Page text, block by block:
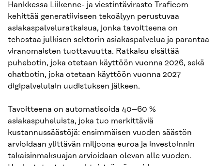
Hankkessa Liikenne- ja viestintävirasto Traficom
kehittää generatiiviseen tekoälyyn perustuvaa
asiakaspalveluratkaisua, jonka tavoitteena on
tehostaa julkisen sektorin asiakaspalvelua ja parantaa
viranomaisten tuottavuutta. Ratkaisu sisältää
puhebotin, joka otetaan käyttöön vuonna 2026, sekä
chatbotin, joka otetaan käyttöön vuonna 2027
digipalvelulain uudistuksen jälkeen.
Tavoitteena on automatisoida 40–60 %
asiakaspuheluista, joka tuo merkittäviä
kustannussäästöjä: ensimmäisen vuoden säästön
arvioidaan ylittävän miljoona euroa ja investoinnin
takaisinmaksuajan arvioidaan olevan alle vuoden.